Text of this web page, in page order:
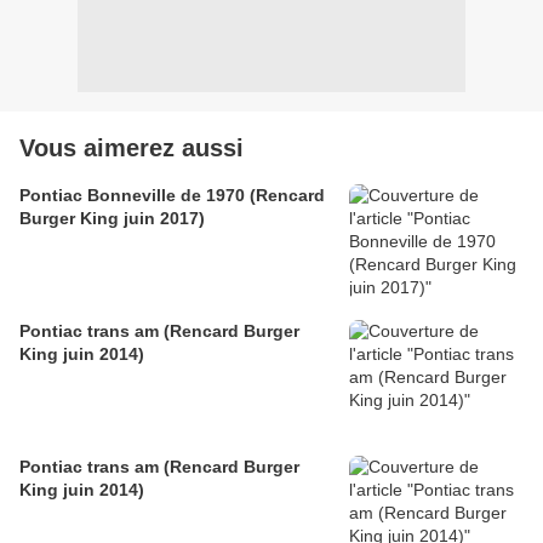
Vous aimerez aussi
Pontiac Bonneville de 1970 (Rencard
Burger King juin 2017)
Pontiac trans am (Rencard Burger
King juin 2014)
Pontiac trans am (Rencard Burger
King juin 2014)